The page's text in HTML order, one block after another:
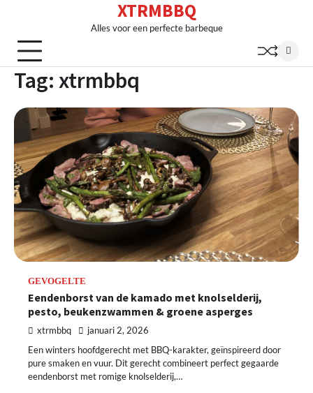
content
XTRMBBQ
Alles voor een perfecte barbeque
Tag: xtrmbbq
GEVOGELTE
Eendenborst van de kamado met knolselderij,
pesto, beukenzwammen & groene asperges
xtrmbbq januari 2, 2026
Een winters hoofdgerecht met BBQ-karakter, geïnspireerd door
pure smaken en vuur. Dit gerecht combineert perfect gegaarde
eendenborst met romige knolselderij,…